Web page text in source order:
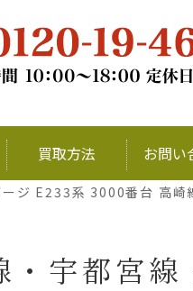
・銀・ダイ
買取方法 お問い
ジ E233系 3000番台 高
宇都宮線